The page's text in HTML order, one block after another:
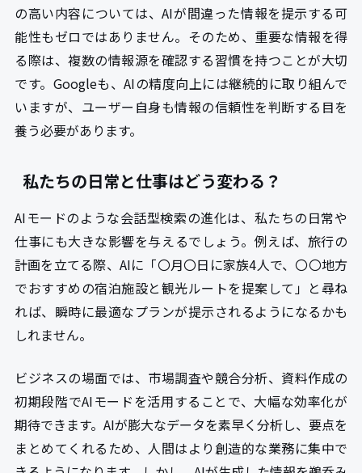
の高い内容については、AIが間違った情報を提示する可
能性もゼロではありません。そのため、重要な情報を得
る際は、複数の情報源を確認する習慣を持つことが大切
です。Googleも、AIの精度向上には継続的に取り組んで
いますが、ユーザー自身も情報の信頼性を判断する目を
養う必要があります。
私たちの日常と仕事はどう変わる？
AIモードのような会話型検索の進化は、私たちの日常や
仕事にも大きな影響を与えるでしょう。例えば、旅行の
計画を立てる際、AIに「〇月〇日に家族4人で、〇〇地方
でおすすめの宿泊施設と観光ルートを提案して」と尋ね
れば、瞬時に最適なプランが提示されるようになるかも
しれません。
ビジネスの場面では、市場調査や競合分析、資料作成の
初期段階でAIモードを活用することで、大幅な効率化が
期待できます。AIが膨大なデータを素早く分析し、要点を
まとめてくれるため、人間はより創造的な業務に集中で